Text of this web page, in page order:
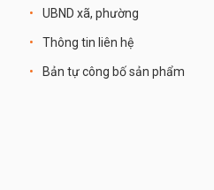
UBND xã, phường
Thông tin liên hệ
Bản tự công bố sản phẩm